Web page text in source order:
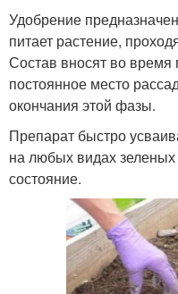
Удобрение
питает растение,
Состав вносят во
постоянное место
окончания этой фазы.
Препарат быстро
на любых видах
состояние.